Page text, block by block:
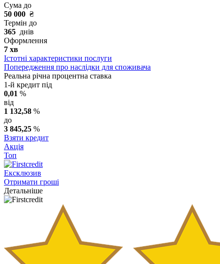
Сума до
50 000 ₴
Термін до
365 днів
Оформлення
7 хв
Істотні характеристики послуги
Попередження про наслідки для споживача
Реальна річна процентна ставка
1-й кредит під
0,01 %
від
1 132,58 %
до
3 845,25 %
Взяти кредит
Акція
Топ
Ексклюзив
Отримати гроші
Детальніше